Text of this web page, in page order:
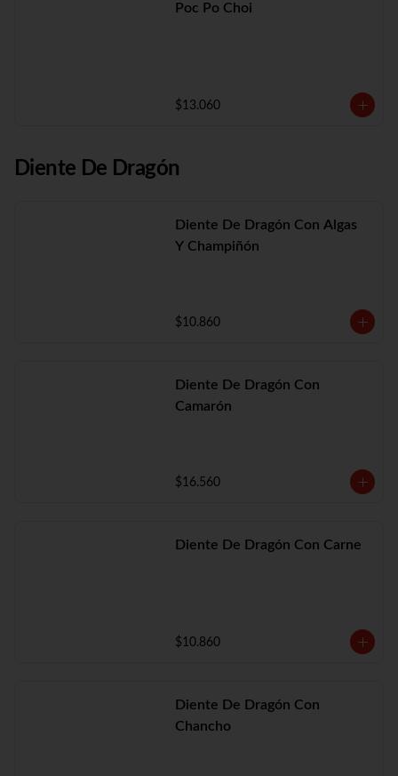
Poc Po Choi
$13.060
Diente De Dragón
Diente De Dragón Con Algas
Y Champiñón
$10.860
Diente De Dragón Con
Camarón
$16.560
Diente De Dragón Con Carne
$10.860
Diente De Dragón Con
Chancho